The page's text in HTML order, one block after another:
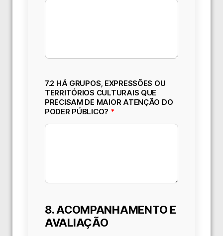
7.2 HÁ GRUPOS, EXPRESSÕES OU
TERRITÓRIOS CULTURAIS QUE
PRECISAM DE MAIOR ATENÇÃO DO
PODER PÚBLICO? *
8. ACOMPANHAMENTO E
AVALIAÇÃO